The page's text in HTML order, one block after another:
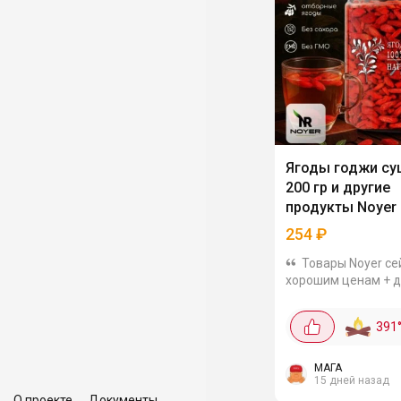
Ягоды годжи
200 гр и другие
продукты Noyer
254₽
Товары Noyer
хорошим ценам +
приправы, семена,
Заказал на пробу
за 254₽.
391°
МАГА
15 дней назад